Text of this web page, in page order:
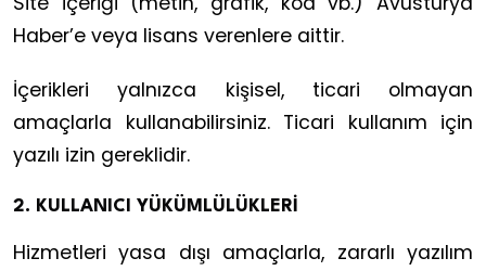
Haber’e veya lisans verenlere aittir.
İçerikleri yalnızca kişisel, ticari olmayan
amaçlarla kullanabilirsiniz. Ticari kullanım için
yazılı izin gereklidir.
2. KULLANICI YÜKÜMLÜLÜKLERİ
Hizmetleri yasa dışı amaçlarla, zararlı yazılım